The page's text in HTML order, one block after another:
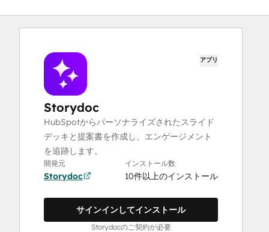
アプリ
Storydoc
HubSpotからパーソナライズされたスライド
デッキと提案書を作成し、エンゲージメント
を追跡します。
開発元
Storydoc
インストール数
10件以上のインストール
サインインしてインストール
Storydocのご契約が必要